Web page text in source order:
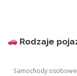
Rodzaje
Samochody osobowe